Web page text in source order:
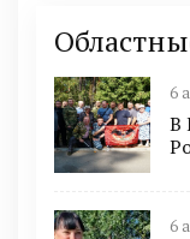
6
В
6